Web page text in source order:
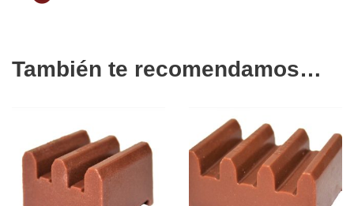
También te recomendamos…